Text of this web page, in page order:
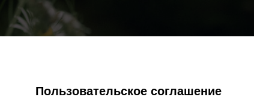
Пользовательское соглашение